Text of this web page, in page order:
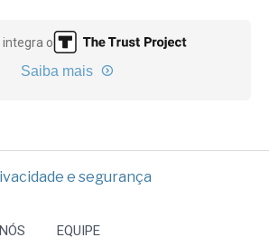
integra o
Saiba mais
e segurança
EQUIPE